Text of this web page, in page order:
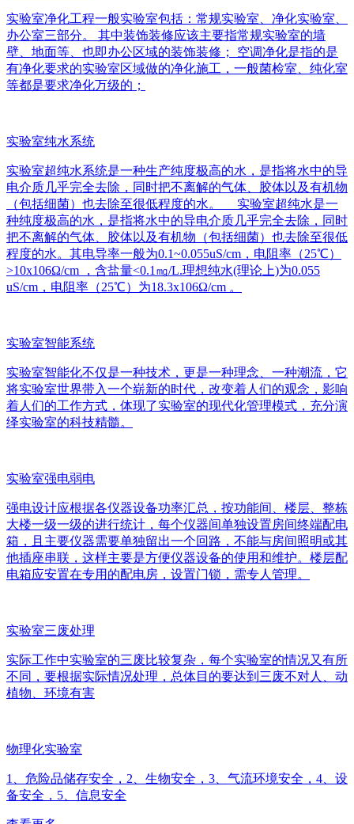
实验室净化工程一般实验室包括：常规实验室、净化实验室、
办公室三部分。 其中装饰装修应该主要指常规实验室的墙
壁、地面等、也即办公区域的装饰装修； 空调净化是指的是
有净化要求的实验室区域做的净化施工，一般菌检室、纯化室
等都是要求净化万级的；
实验室纯水系统
实验室超纯水系统是一种生产纯度极高的水，是指将水中的导
电介质几乎完全去除，同时把不离解的气体、胶体以及有机物
（包括细菌）也去除至很低程度的水。 实验室超纯水是一
种纯度极高的水，是指将水中的导电介质几乎完全去除，同时
把不离解的气体、胶体以及有机物（包括细菌）也去除至很低
程度的水。其电导率一般为0.1~0.055uS/cm，电阻率（25℃）
>10x106Ω/cm ，含盐量<0.1㎎/L.理想纯水(理论上)为0.055
uS/cm，电阻率（25℃）为18.3x106Ω/cm 。
实验室智能系统
实验室智能化不仅是一种技术，更是一种理念、一种潮流，它
将实验室世界带入一个崭新的时代，改变着人们的观念，影响
着人们的工作方式，体现了实验室的现代化管理模式，充分演
绎实验室的科技精髓。
实验室强电弱电
强电设计应根据各仪器设备功率汇总，按功能间、楼层、整栋
大楼一级一级的进行统计，每个仪器间单独设置房间终端配电
箱，且主要仪器需要单独留出一个回路，不能与房间照明或其
他插座串联，这样主要是方便仪器设备的使用和维护。楼层配
电箱应安置在专用的配电房，设置门锁，需专人管理。
实验室三废处理
实际工作中实验室的三废比较复杂，每个实验室的情况又有所
不同，要根据实际情况处理，总体目的要达到三废不对人、动
植物、环境有害
物理化实验室
1、危险品储存安全，2、生物安全，3、气流环境安全，4、设
备安全，5、信息安全